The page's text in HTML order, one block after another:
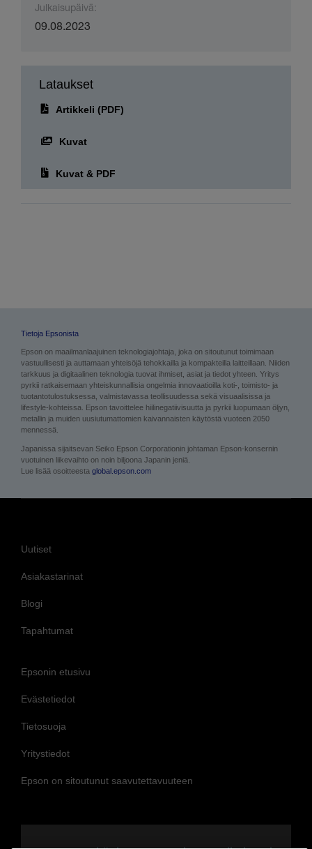
Julkaisupäivä:
09.08.2023
Lataukset
Artikkeli (PDF)
Kuvat
Kuvat & PDF
Tietoja Epsonista
Epson on maailmanlaajuinen teknologiajohtaja, joka on sitoutunut toimimaan
vastuullisesti ja auttamaan yhteisöjä tehokkailla ja kompakteilla laitteillaan. Niiden
tarkkuus ja digitaalinen teknologia tuovat ihmiset, asiat ja tiedot yhteen. Yritys
pyrkii ratkaisemaan yhteiskunnallisia ongelmia innovaatioilla koti-, toimisto- ja
tuotantotulostuksessa, valmistavassa teollisuudessa sekä visuaalisissa ja
lifestyle-kohteissa. Epson tavoittelee hiilinegatiivisuutta ja pyrkii luopumaan öljyn,
metallin ja muiden uusiutumattomien kaivannaisten käytöstä vuoteen 2050
mennessä.
Japanissa sijaitsevan Seiko Epson Corporationin johtaman Epson-konsernin
vuotuinen liikevaihto on noin biljoona Japanin jeniä.
Lue lisää osoitteesta global.epson.com
Uutiset
Asiakastarinat
Blogi
Tapahtumat
Epsonin etusivu
Evästetiedot
Tietosuoja
Yritystiedot
Epson on sitoutunut saavutettavuuteen